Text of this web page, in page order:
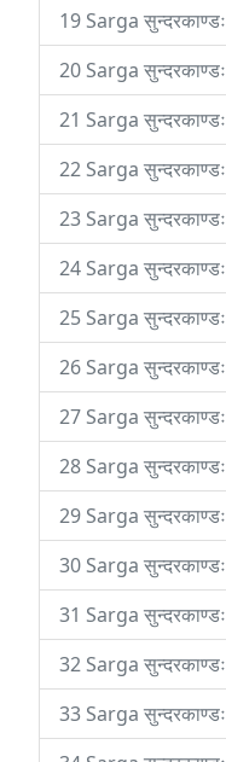
19 Sarga सुन्दरकाण्डः
20 Sarga सुन्दरकाण्डः
21 Sarga सुन्दरकाण्डः
22 Sarga सुन्दरकाण्डः
23 Sarga सुन्दरकाण्डः
24 Sarga सुन्दरकाण्डः
25 Sarga सुन्दरकाण्डः
26 Sarga सुन्दरकाण्डः
27 Sarga सुन्दरकाण्डः
28 Sarga सुन्दरकाण्डः
29 Sarga सुन्दरकाण्डः
30 Sarga सुन्दरकाण्डः
31 Sarga सुन्दरकाण्डः
32 Sarga सुन्दरकाण्डः
33 Sarga सुन्दरकाण्डः